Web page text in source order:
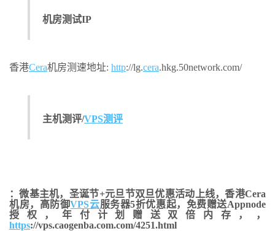
机房测试IP
香港Cera机房测速地址: http://lg.cera.hkg.50network.com/
主机测评/VPS测评
：微基主机，圣诞节+元旦节双旦优惠活动上线，香港Cera
机房，高防御VPS云服务器5折优惠起，免费赠送Appnode
授权，年付计划赠送双倍内存，，
https://vps.caogenba.com.com/4251.html